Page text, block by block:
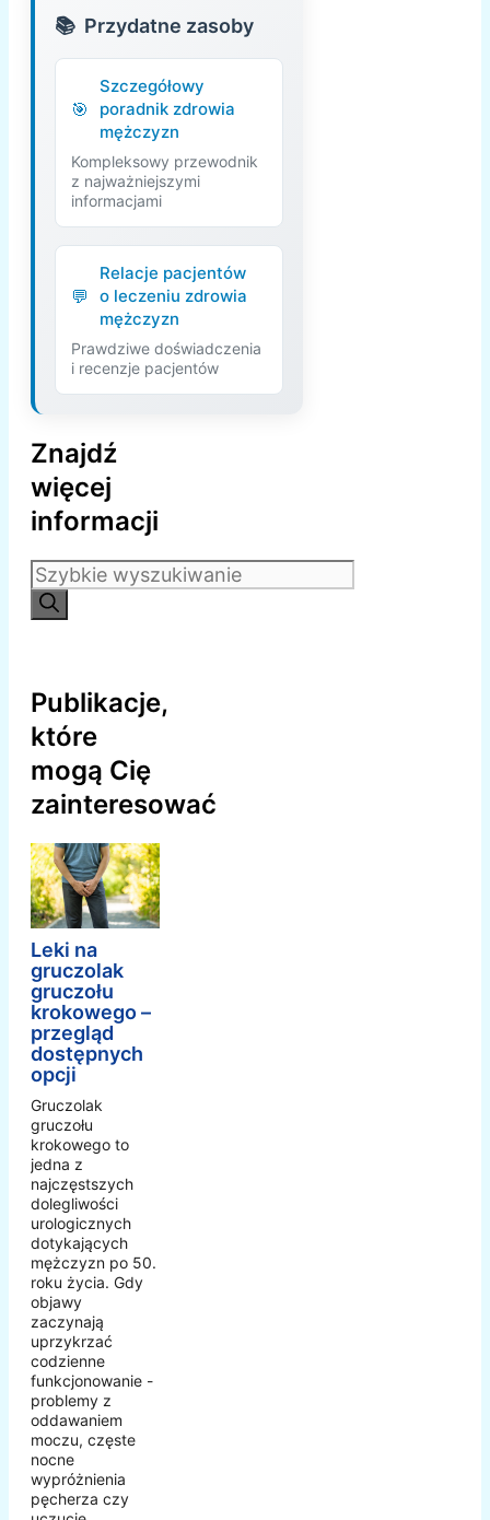
Przydatne zasoby
Szczegółowy
poradnik zdrowia
mężczyzn
Kompleksowy przewodnik
z najważniejszymi
informacjami
Relacje pacjentów
o leczeniu zdrowia
mężczyzn
Prawdziwe doświadczenia
i recenzje pacjentów
Znajdź
więcej
informacji
Szukaj:
Publikacje,
które
mogą Cię
zainteresować
Leki na
gruczolak
gruczołu
krokowego –
przegląd
dostępnych
opcji
Gruczolak
gruczołu
krokowego to
jedna z
najczęstszych
dolegliwości
urologicznych
dotykających
mężczyzn po 50.
roku życia. Gdy
objawy
zaczynają
uprzykrzać
codzienne
funkcjonowanie -
problemy z
oddawaniem
moczu, częste
nocne
wypróżnienia
pęcherza czy